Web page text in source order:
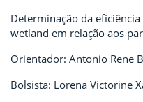
Determinação da
wetland em relação aos
Orientador: Antonio Rene
Bolsista: Lorena Victorine